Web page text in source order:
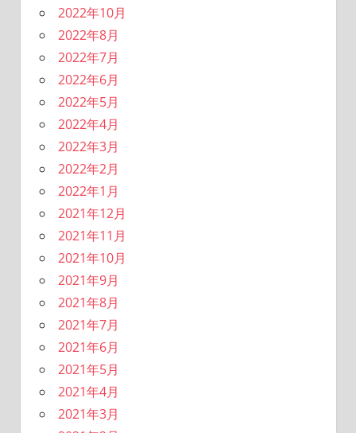
2022年10月
2022年8月
2022年7月
2022年6月
2022年5月
2022年4月
2022年3月
2022年2月
2022年1月
2021年12月
2021年11月
2021年10月
2021年9月
2021年8月
2021年7月
2021年6月
2021年5月
2021年4月
2021年3月